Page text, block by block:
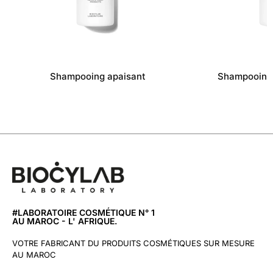
Shampooing apaisant
#LABORATOIRE COSMÉTIQUE N° 1
AU MAROC - L' AFRIQUE.
VOTRE FABRICANT DU PRODUITS COSMÉTIQUES SUR MESURE
AU MAROC